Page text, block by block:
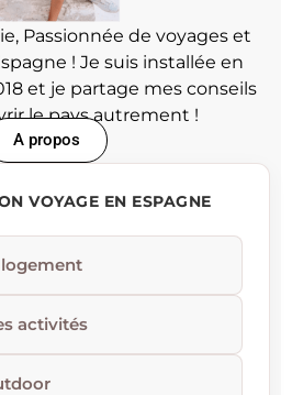
Passionnée de voyages et
! Je suis installée en
et je partage mes conseils
le pays autrement !
A propos
VOYAGE EN ESPAGNE
activités